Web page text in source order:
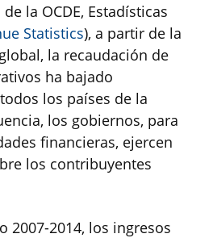
la OCDE, Estadísticas
Statistics), a partir de la
la recaudación de
ha bajado
los países de la
los gobiernos, para
financieras, ejercen
los contribuyentes
2007-2014, los ingresos